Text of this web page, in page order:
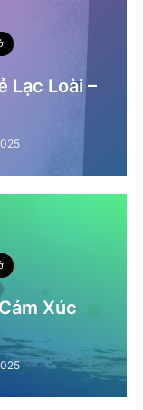
Lạc Loài –
Xúc